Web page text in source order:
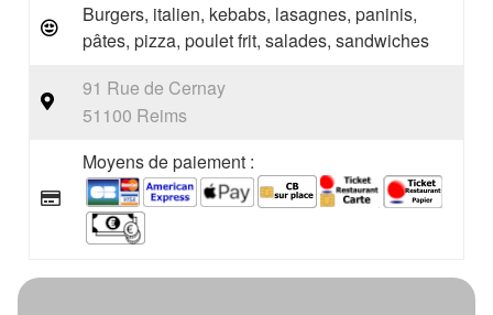
Burgers, italien, kebabs, lasagnes, paninis,
pâtes, pizza, poulet frit, salades, sandwiches
91 Rue de Cernay
51100 Reims
Moyens de paiement :